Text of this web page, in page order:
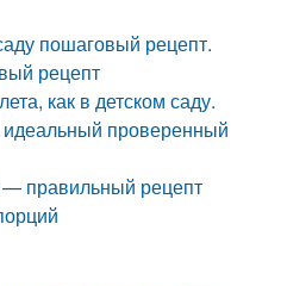
пошаговый рецепт.
рецепт
как в детском саду.
проверенный
— правильный рецепт